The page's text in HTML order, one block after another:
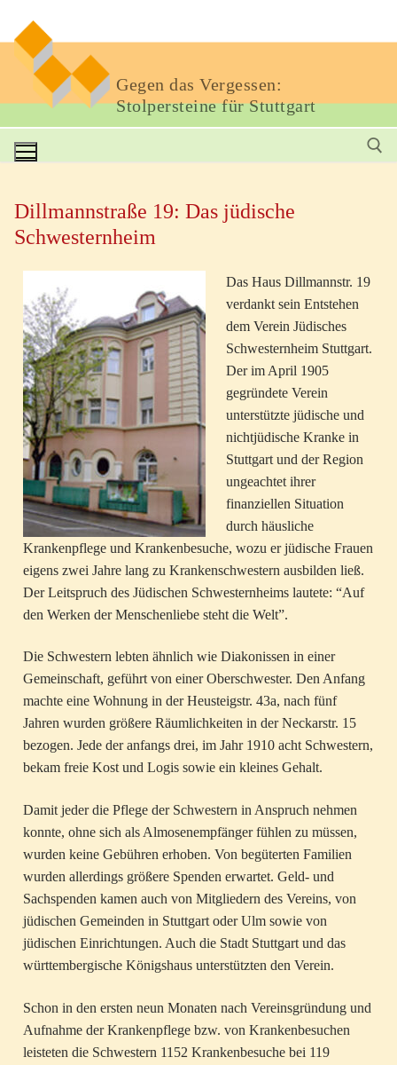
Gegen das Vergessen:
Stolpersteine für Stuttgart
Dillmannstraße 19: Das jüdische
Schwesternheim
Das Haus Dillmannstr. 19
verdankt sein Entstehen
dem Verein Jüdisches
Schwesternheim Stuttgart.
Der im April 1905
gegründete Verein
unterstützte jüdische und
nichtjüdische Kranke in
Stuttgart und der Region
ungeachtet ihrer
finanziellen Situation
durch häusliche
Krankenpflege und Krankenbesuche, wozu er jüdische Frauen
eigens zwei Jahre lang zu Krankenschwestern ausbilden ließ.
Der Leitspruch des Jüdischen Schwesternheims lautete: “Auf
den Werken der Menschenliebe steht die Welt”.
Die Schwestern lebten ähnlich wie Diakonissen in einer
Gemeinschaft, geführt von einer Oberschwester. Den Anfang
machte eine Wohnung in der Heusteigstr. 43a, nach fünf
Jahren wurden größere Räumlichkeiten in der Neckarstr. 15
bezogen. Jede der anfangs drei, im Jahr 1910 acht Schwestern,
bekam freie Kost und Logis sowie ein kleines Gehalt.
Damit jeder die Pflege der Schwestern in Anspruch nehmen
konnte, ohne sich als Almosenempfänger fühlen zu müssen,
wurden keine Gebühren erhoben. Von begüterten Familien
wurden allerdings größere Spenden erwartet. Geld- und
Sachspenden kamen auch von Mitgliedern des Vereins, von
jüdischen Gemeinden in Stuttgart oder Ulm sowie von
jüdischen Einrichtungen. Auch die Stadt Stuttgart und das
württembergische Königshaus unterstützten den Verein.
Schon in den ersten neun Monaten nach Vereinsgründung und
Aufnahme der Krankenpflege bzw. von Krankenbesuchen
leisteten die Schwestern 1152 Krankenbesuche bei 119